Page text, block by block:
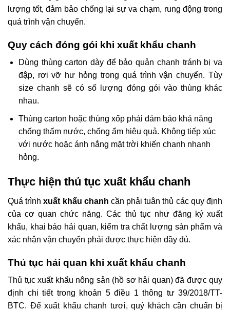
lượng tốt, đảm bảo chống lại sự va chạm, rung động trong
quá trình vận chuyển.
Quy cách đóng gói khi xuất khẩu chanh
Dùng thùng carton dày để bảo quản chanh tránh bị va
đập, rơi vỡ hư hỏng trong quá trình vận chuyển. Tùy
size chanh sẽ có số lượng đóng gói vào thùng khác
nhau.
Thùng carton hoặc thùng xốp phải đảm bảo khả năng
chống thấm nước, chống ẩm hiệu quả. Không tiếp xúc
với nước hoặc ánh nắng mặt trời khiến chanh nhanh
hỏng.
Thực hiện thủ tục xuất khẩu chanh
Quá trìnhxuất khẩu chanh cần phải tuân thủ các quy định
của cơ quan chức năng. Các thủ tục như đăng ký xuất
khẩu, khai báo hải quan, kiểm tra chất lượng sản phẩm và
xác nhận vận chuyển phải được thực hiện đầy đủ.
Thủ tục hải quan khi xuất khẩu chanh
Thủ tục xuất khẩu nông sản (hồ sơ hải quan) đã được quy
định chi tiết trong khoản 5 điều 1 thông tư 39/2018/TT-
BTC. Để xuất khẩu chanh tươi, quý khách cần chuẩn bị